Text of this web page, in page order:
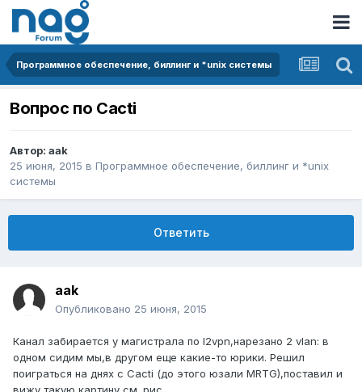
Программное обеспечение, биллинг и *unix системы
Вопрос по Cacti
Автор: aak
25 июня, 2015 в Программное обеспечение, биллинг и *unix
системы
Ответить
aak
Опубликовано 25 июня, 2015
Канал забирается у магистрала по l2vpn,нарезано 2 vlan: в
одном сидим мы,в другом еще какие-то юрики. Решил
поиграться на днях с Cacti (до этого юзали MRTG),поставил и